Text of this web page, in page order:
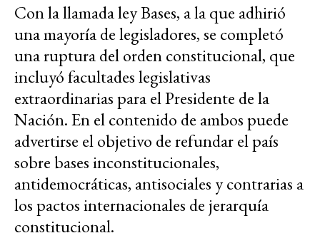
Con la llamada ley Bases, a la que adhirió
una mayoría de legisladores, se completó
una ruptura del orden constitucional, que
incluyó facultades legislativas
extraordinarias para el Presidente de la
Nación. En el contenido de ambos puede
advertirse el objetivo de refundar el país
sobre bases inconstitucionales,
antidemocráticas, antisociales y contrarias a
los pactos internacionales de jerarquía
constitucional.